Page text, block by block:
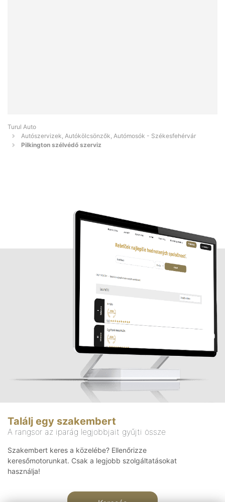
Turul Auto
Autószervizek, Autókölcsönzők, Autómosók - Székesfehérvár
Pilkington szélvédő szerviz
Találj egy szakembert
A rangsor az iparág legjobbjait gyűjti össze
Szakembert keres a közelébe? Ellenőrizze
keresőmotorunkat. Csak a legjobb szolgáltatásokat
használja!